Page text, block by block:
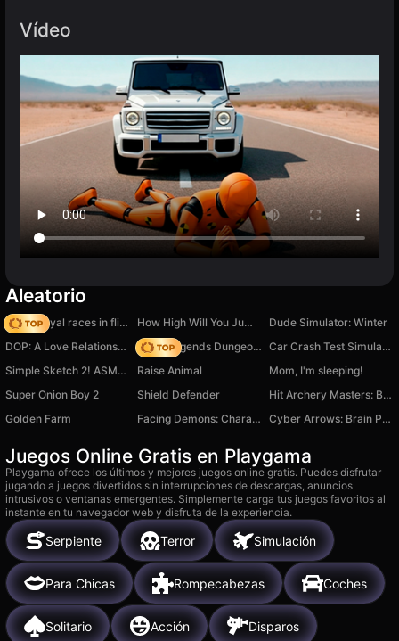
Vídeo
Aleatorio
Obby Royal races in flight How High Will You Jump | Robby
Dude Simulator: Winter
DOP: A Love Relationship
Noob Legends Dungeon Adventures
Car Crash Test Simulator
Simple Sketch 2! ASMR Art Coloring
Raise Animal
Mom, I'm sleeping!
Super Onion Boy 2
Shield Defender
Hit Archery Masters: Bow Fighting
Golden Farm
Facing Demons: Chara Battle Cyber Arrows: Brain Puzzle Game
Juegos Online Gratis en Playgama
Playgama ofrece los últimos y mejores juegos online gratis. Puedes disfrutar
jugando a juegos divertidos sin interrupciones de descargas, anuncios
intrusivos o ventanas emergentes. Simplemente carga tus juegos favoritos al
instante en tu navegador web y disfruta de la experiencia.
Serpiente Terror Simulación
Para Chicas Rompecabezas Coches
Solitario Acción Disparos